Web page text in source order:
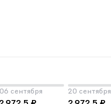
06 сентября 20 сентября